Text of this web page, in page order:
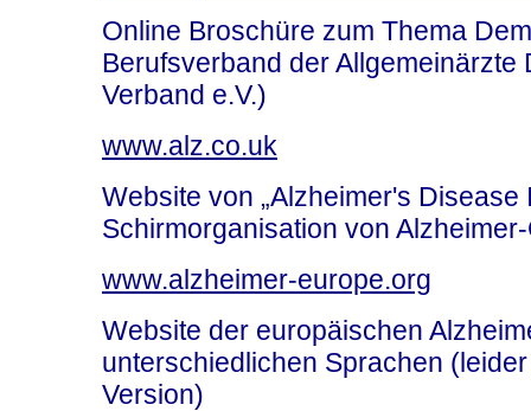
Online Broschüre zum Thema
Berufsverband der
Verband e.V.)
www.alz.co.uk
Website von „Alzheimer's Disease
Schirmorganisation von
www.alzheimer-europe.org
Website der europäischen
unterschiedlichen Sprachen
Version)